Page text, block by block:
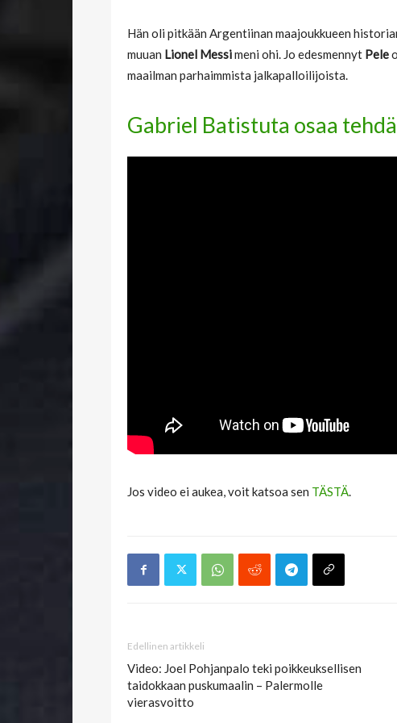
Hän oli pitkään Argentiinan maajoukkueen
muuan Lionel Messimeni ohi. Jo edesmennyt Pele
maailman parhaimmista jalkapalloilijoista.
Gabriel Batistuta osaa
Jos video ei aukea, voit katsoa sen TÄSTÄ.
Edellinen artikkeli
Video: Joel Pohjanpalo teki poikkeuksellisen
taidokkaan puskumaalin – Palermolle
vierasvoitto